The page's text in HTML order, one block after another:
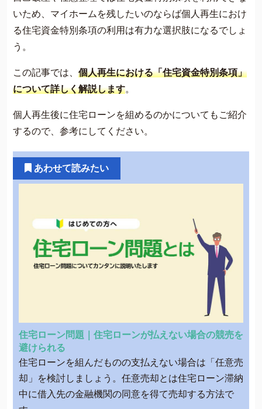
いため、マイホームを残したいのならば個人再生におけ
る住宅資金特別条項の利用は有力な選択肢になるでしょ
う。
この記事では、 個人再生における「住宅資金特別条項」
について詳しく解説します。
個人再生後に住宅ローンを組めるのかについてもご紹介
するので、参考にしてください。
あわせて読みたい
住宅ローン問題｜住宅ローンが払えない場合の競売を
避けられる
住宅ローンを組んだものの支払えない場合は「任意売
却」を検討しましょう。任意売却とは住宅ローン滞納
中に借入先の金融機関の同意を得て売却する方法で